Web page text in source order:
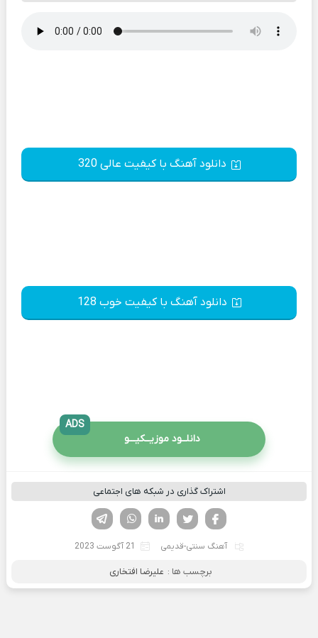
دانلود آهنگ با کیفیت عالی 320
دانلود آهنگ با کیفیت خوب 128
دانلــود موزیــکیـــو
ADS
اشتراک گذاری در شبکه های اجتماعی
لینکدین تویتر
فیسوک
آهنگ سنتی-قدیمی 21 آگوست 2023
برچسب ها : علیرضا افتخاری